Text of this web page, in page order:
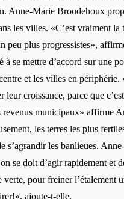
Anne-Marie Broudehoux
les villes. «C’est vraiment la
peu plus progressistes»,
à se mettre d’accord sur une
et les villes en périphérie.
leur croissance, parce que c’est
revenus municipaux» affirme
les terres les plus
s’agrandir les banlieues.
se doit d’agir rapidement et
pour freiner l’étalement
ajoute-t-elle.